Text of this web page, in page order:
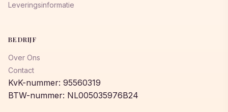
Leveringsinformatie
BEDRIJF
Over Ons
Contact
KvK-nummer: 95560319
BTW-nummer: NL005035976B24